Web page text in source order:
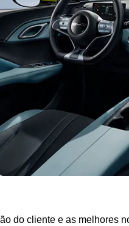
do cliente e as melhores